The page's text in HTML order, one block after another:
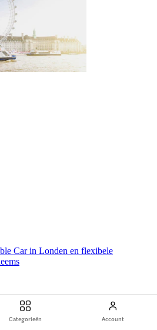
Categorieën Account
Car in Londen en flexibele
bestaat uit een retourrit met de IFS
flexibele enkele sightseeingcruise